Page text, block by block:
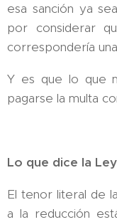
esa sanción ya
por considerar
correspondería
Y es que lo que
pagarse la multa
Lo que dice la Ley
El tenor literal de
a la reducción